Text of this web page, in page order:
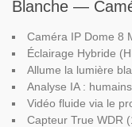
Blanche —
Caméra IP Dome 8
Éclairage Hybride
Allume la lumière
Analyse IA :
Vidéo fluide via le
Capteur True WDR